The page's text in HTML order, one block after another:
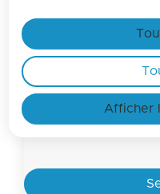
Afficher